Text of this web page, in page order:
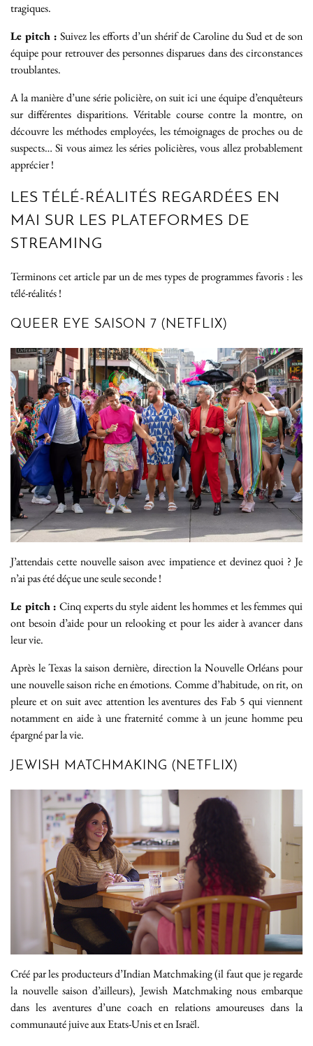
tragiques.
Le pitch : Suivez les efforts d’un shérif de Caroline du Sud et de son
équipe pour retrouver des personnes disparues dans des circonstances
troublantes.
A la manière d’une série policière, on suit ici une équipe d’enquêteurs
sur différentes disparitions. Véritable course contre la montre, on
découvre les méthodes employées, les témoignages de proches ou de
suspects… Si vous aimez les séries policières, vous allez probablement
apprécier !
LES TÉLÉ-RÉALITÉS REGARDÉES EN
MAI SUR LES PLATEFORMES DE
STREAMING
Terminons cet article par un de mes types de programmes favoris : les
télé-réalités !
QUEER EYE SAISON 7 (NETFLIX)
J’attendais cette nouvelle saison avec impatience et devinez quoi ? Je
n’ai pas été déçue une seule seconde !
Le pitch : Cinq experts du style aident les hommes et les femmes qui
ont besoin d’aide pour un relooking et pour les aider à avancer dans
leur vie.
Après le Texas la saison dernière, direction la Nouvelle Orléans pour
une nouvelle saison riche en émotions. Comme d’habitude, on rit, on
pleure et on suit avec attention les aventures des Fab 5 qui viennent
notamment en aide à une fraternité comme à un jeune homme peu
épargné par la vie.
JEWISH MATCHMAKING (NETFLIX)
Créé par les producteurs d’Indian Matchmaking (il faut que je regarde
la nouvelle saison d’ailleurs), Jewish Matchmaking nous embarque
dans les aventures d’une coach en relations amoureuses dans la
communauté juive aux Etats-Unis et en Israël.